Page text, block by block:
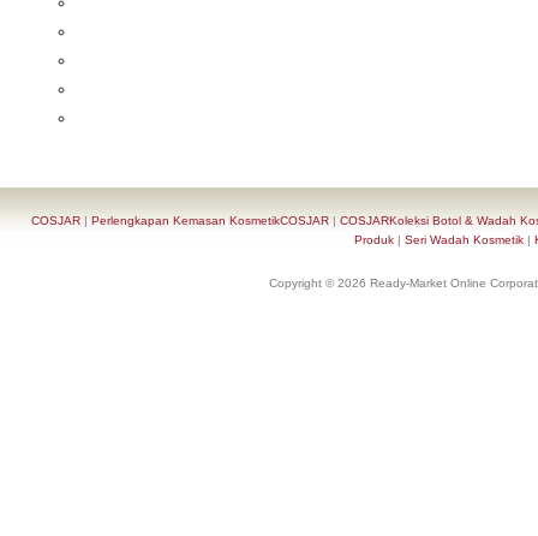
COSJAR| Perlengkapan Kemasan KosmetikCOSJAR| COSJARKoleksi Botol & Wadah
Produk | Seri Wadah Kosmetik |
Copyright © 2026 Ready-Market Online